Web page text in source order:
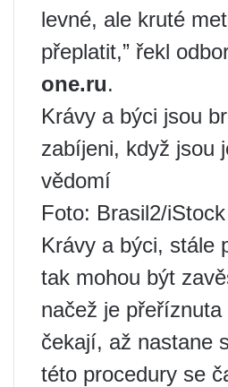
levné, ale kruté
přeplatit,” řekl
one.ru.
Krávy a býci jsou
zabíjeni, když jsou
vědomí
Foto: Brasil2/iStock
Krávy a býci, stále
tak mohou být
načež je
čekají, až nastane
této procedury se